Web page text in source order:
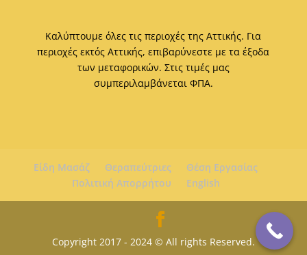
Καλύπτουμε όλες τις περιοχές της Αττικής. Για
περιοχές εκτός Αττικής, επιβαρύνεστε με τα έξοδα
των μεταφορικών. Στις τιμές μας
συμπεριλαμβάνεται ΦΠΑ.
Είδη Μασάζ Θεραπεύτριες
Θέση Εργασίας
Πολιτική Απορρήτου
English
Copyright 2017 - 2024 © All rights Reserved.